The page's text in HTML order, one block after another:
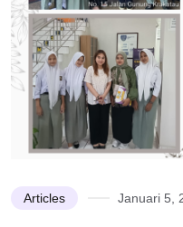
Articles Januari 5,